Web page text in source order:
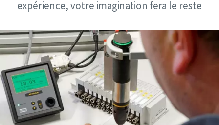
expérience, votre imagination fera le reste